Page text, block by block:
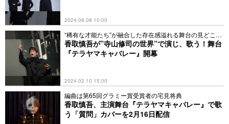
2024.08.08 10:00
“稀有な才能たち”が融合した存在感溢れる舞台の見どころ
は
香取慎吾が”寺山修司の世界”で演じ、歌う！舞台
『テラヤマキャバレー』開幕
2024.02.10 15:00
編曲は第65回グラミー賞受賞者の宅見将典
香取慎吾、主演舞台『テラヤマキャバレー』で歌
う「質問」カバーを2月16日配信